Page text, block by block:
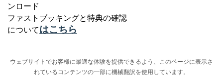
ンロード
ファストブッキングと特典の確認
についてはこちら
ウェブサイトでお客様に最適な体験を提供できるよう、このページに表示さ
れているコンテンツの一部に機械翻訳を使用しています。